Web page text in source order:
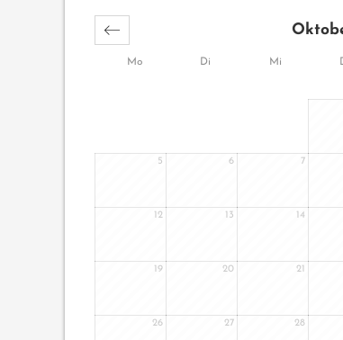
Mo Di Mi
5 6 7
12 13 14
19 20 21
26 27 28